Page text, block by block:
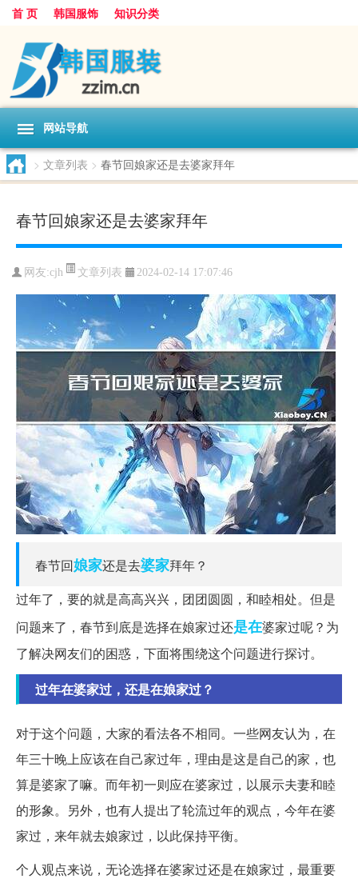
首 页 韩国服饰 知识分类
网站导航
> 文章列表 > 春节回娘家还是去婆家拜年
春节回娘家还是去婆家拜年
网友:cjh 文章列表 2024-02-14 17:07:46
春节回娘家还是去婆家拜年？
过年了，要的就是高高兴兴，团团圆圆，和睦相处。但是
问题来了，春节到底是选择在娘家过还是在婆家过呢？为
了解决网友们的困惑，下面将围绕这个问题进行探讨。
过年在婆家过，还是在娘家过？
对于这个问题，大家的看法各不相同。一些网友认为，在
年三十晚上应该在自己家过年，理由是这是自己的家，也
算是婆家了嘛。而年初一则应在婆家过，以展示夫妻和睦
的形象。另外，也有人提出了轮流过年的观点，今年在婆
家过，来年就去娘家过，以此保持平衡。
个人观点来说，无论选择在婆家过还是在娘家过，最重要